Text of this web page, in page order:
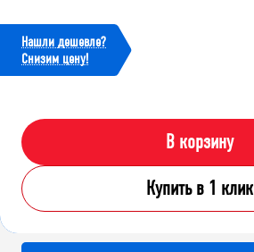
Нашли дешевле?
Cнизим цену!
В корзину
Купить в 1 клик